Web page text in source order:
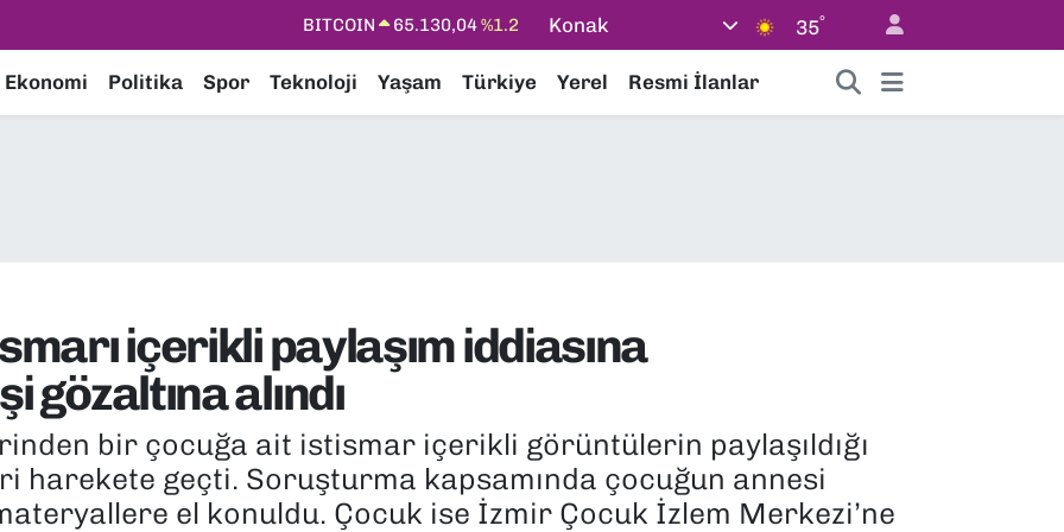
DOLAR 47,7106%0.17
EURO
55,1652%0.27
STERLİN
64,4046%0.35
Konak 35°
Ekonomi Politika Spor Teknoloji Yaşam Türkiye Yerel Resmi İlanlar
içerikli paylaşım iddiasına
alındı
bir çocuğa ait istismar içerikli görüntülerin paylaşıldığı
harekete geçti. Soruşturma kapsamında çocuğun annesi
el konuldu. Çocuk ise İzmir Çocuk İzlem Merkezi’ne